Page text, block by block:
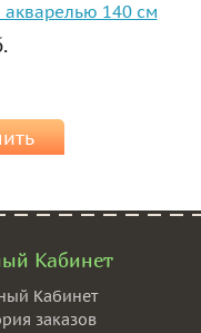
акварелью 140 см
Кабинет
Кабинет
заказов